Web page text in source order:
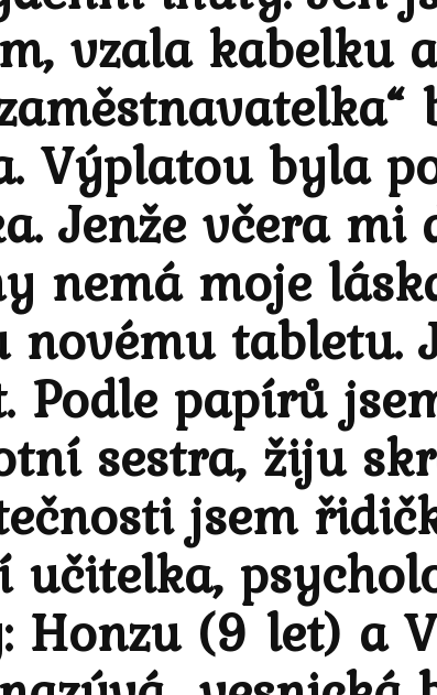
vzala kabelku
Výplatou byla
Jenže včera mi
nemá moje
novému tabletu.
Podle papírů
sestra, žiju
jsem
učitelka,
Honzu (9 let) a